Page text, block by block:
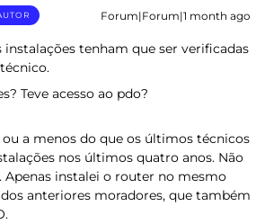
Forum|Forum|1 month ago
instalações tenham que ser verificadas
Teve acesso ao pdo?
ou a menos do que os últimos técnicos
nos últimos quatro anos. Não
Apenas instalei o router no mesmo
anteriores moradores, que também